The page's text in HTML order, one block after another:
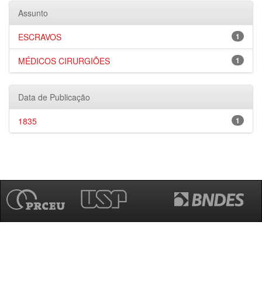
Assunto
1
ESCRAVOS
1
MÉDICOS CIRURGIÕES
Data de Publicação
1
1835